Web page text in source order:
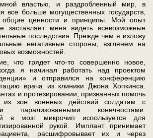
властью, и раздробленный мир, в
все больше могущественных государств,
ценности и принципы. Мой опыт
заставляет меня видеть всевозможные
последствия. Прежде чем я изложу
негативные стороны, взглянем на
возможностей.
что грядет что-то совершенно новое,
я начинал работать над проектом
и отправился на конференцию
врача из клиники Джона Хопкинса.
и протезировании, призванных помочь
из зон военных действий солдатам с
парализованными конечностями.
в мозг микрочип используется для
рукой. Имплант принимает
расшифровывает их и через